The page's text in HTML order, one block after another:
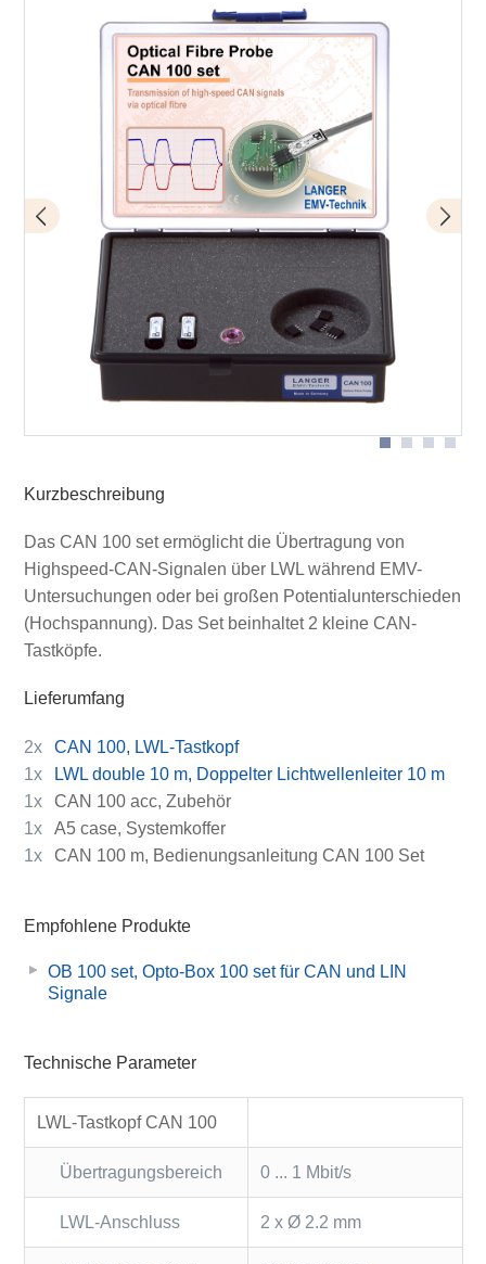
Anwendung mit CAN 100 und SGZ
Anwendung mit CAN 100 Detail
Lieferumfang Set CAN 100
Kurzbeschreibung
Das CAN 100 set ermöglicht die Übertragung von
Highspeed-CAN-Signalen über LWL während EMV-
Untersuchungen oder bei großen Potentialunterschieden
(Hochspannung). Das Set beinhaltet 2 kleine CAN-
Tastköpfe.
Lieferumfang
2x
CAN 100, LWL-Tastkopf
1x
LWL double 10 m, Doppelter Lichtwellenleiter 10 m
1x
CAN 100 acc, Zubehör
1x
A5 case, Systemkoffer
1x
CAN 100 m, Bedienungsanleitung CAN 100 Set
Empfohlene Produkte
OB 100 set, Opto-Box 100 set für CAN und LIN
Signale
Technische Parameter
LWL-Tastkopf CAN 100
Übertragungsbereich 0 ... 1 Mbit/s
LWL-Anschluss 2 x Ø 2.2 mm